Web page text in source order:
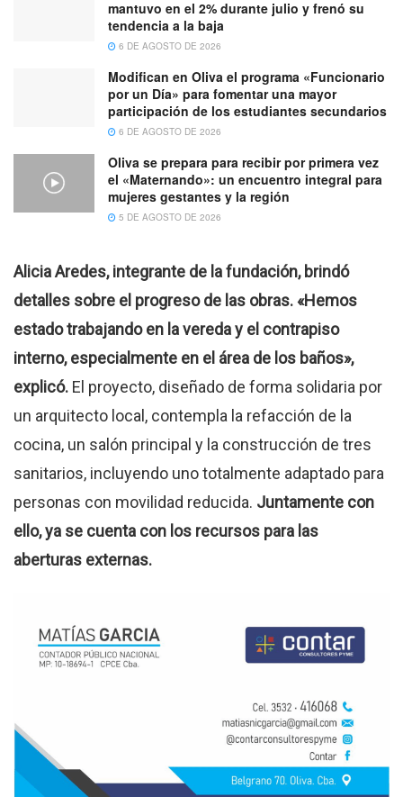
mantuvo en el 2% durante julio y frenó su
tendencia a la baja
6 DE AGOSTO DE 2026
Modifican en Oliva el programa «Funcionario
por un Día» para fomentar una mayor
participación de los estudiantes secundarios
6 DE AGOSTO DE 2026
Oliva se prepara para recibir por primera vez
el «Maternando»: un encuentro integral para
mujeres gestantes y la región
5 DE AGOSTO DE 2026
Alicia Aredes, integrante de la fundación, brindó
detalles sobre el progreso de las obras. «Hemos
estado trabajando en la vereda y el contrapiso
interno, especialmente en el área de los baños»,
explicó. El proyecto, diseñado de forma solidaria por
un arquitecto local, contempla la refacción de la
cocina, un salón principal y la construcción de tres
sanitarios, incluyendo uno totalmente adaptado para
personas con movilidad reducida. Juntamente con
ello, ya se cuenta con los recursos para las
aberturas externas.